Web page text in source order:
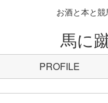
お酒と本と
馬に
PROFILE